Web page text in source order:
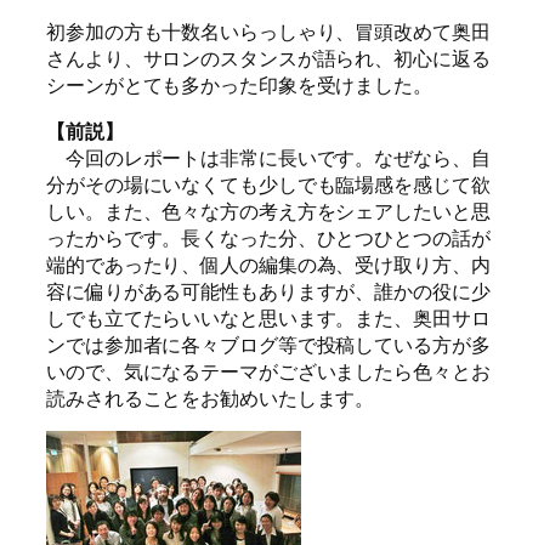
初参加の方も十数名いらっしゃり、冒頭改めて奥田
さんより、サロンのスタンスが語られ、初心に返る
シーンがとても多かった印象を受けました。
【前説】
今回のレポートは非常に長いです。なぜなら、自
分がその場にいなくても少しでも臨場感を感じて欲
しい。また、色々な方の考え方をシェアしたいと思
ったからです。長くなった分、ひとつひとつの話が
端的であったり、個人の編集の為、受け取り方、内
容に偏りがある可能性もありますが、誰かの役に少
しでも立てたらいいなと思います。また、奥田サロ
ンでは参加者に各々ブログ等で投稿している方が多
いので、気になるテーマがございましたら色々とお
読みされることをお勧めいたします。